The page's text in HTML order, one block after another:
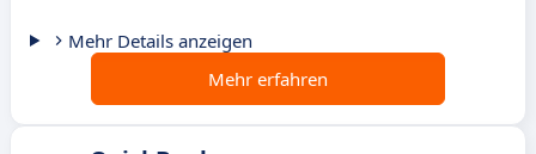
Mehr Details anzeigen
Mehr erfahren